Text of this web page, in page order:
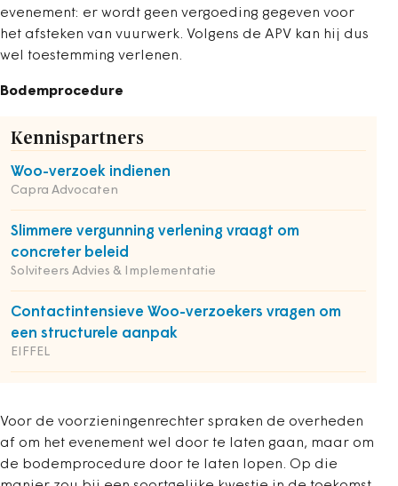
evenement: er wordt geen vergoeding gegeven voor
het afsteken van vuurwerk. Volgens de APV kan hij dus
wel toestemming verlenen.
Bodemprocedure
Kennispartners
Woo-verzoek indienen
Capra Advocaten
Slimmere vergunning verlening vraagt om
concreter beleid
Solviteers Advies & Implementatie
Contactintensieve Woo-verzoekers vragen om
een structurele aanpak
EIFFEL
Voor de voorzieningenrechter spraken de overheden
af om het evenement wel door te laten gaan, maar om
de bodemprocedure door te laten lopen. Op die